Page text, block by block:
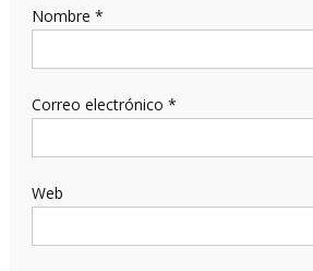
Nombre *
Correo electrónico *
Web